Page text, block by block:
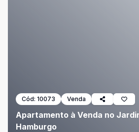
Cód: 10073 Venda
Apartamento à Venda no
Hamburgo